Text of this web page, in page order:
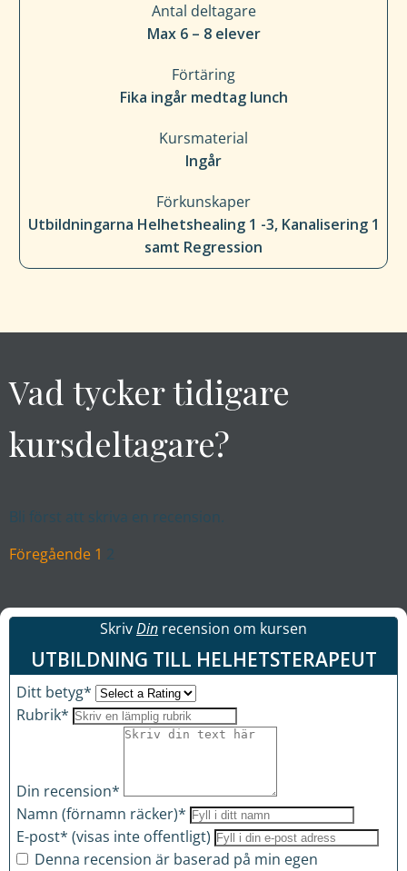
Antal deltagare
Max 6 – 8 elever
Förtäring
Fika ingår medtag lunch
Kursmaterial
Ingår
Förkunskaper
Utbildningarna Helhetshealing 1 -3, Kanalisering 1
samt Regression
Vad tycker tidigare
kursdeltagare?
Bli först att skriva en recension.
Site
Reviews
navigation
Föregående Page
1 Page
2
SkrivDin recension om kursen
UTBILDNING TILL HELHETSTERAPEUT
Ditt betyg*
Rubrik*
Din recension*
Namn (förnamn räcker)*
E-post* (visas inte offentligt)
Denna recension är baserad på min egen